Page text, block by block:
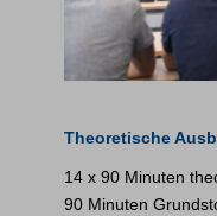
Theoretische
14 x 90 Minuten
90 Minuten